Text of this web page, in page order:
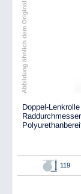
Abbildung ähnlich dem Original
Doppel-
119